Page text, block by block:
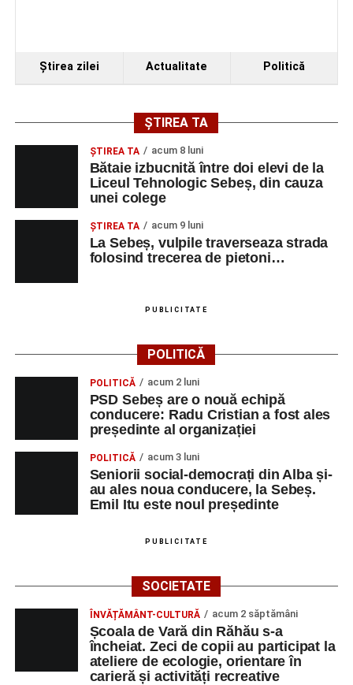
Ştirea zilei Actualitate Politică
ȘTIREA TA
ŞTIREA TA acum 8 luni
Bătaie izbucnită între doi elevi de la
Liceul Tehnologic Sebeș, din cauza
unei colege
ŞTIREA TA acum 9 luni
La Sebeș, vulpile traverseaza strada
folosind trecerea de pietoni…
PUBLICITATE
POLITICĂ
POLITICĂ acum 2 luni
PSD Sebeș are o nouă echipă
conducere: Radu Cristian a fost ales
președinte al organizației
POLITICĂ acum 3 luni
Seniorii social-democrați din Alba și-
au ales noua conducere, la Sebeș.
Emil Itu este noul președinte
PUBLICITATE
SOCIETATE
ÎNVĂȚĂMÂNT-CULTURĂ acum 2 săptămâni
Școala de Vară din Răhău s-a
încheiat. Zeci de copii au participat la
ateliere de ecologie, orientare în
carieră și activități recreative